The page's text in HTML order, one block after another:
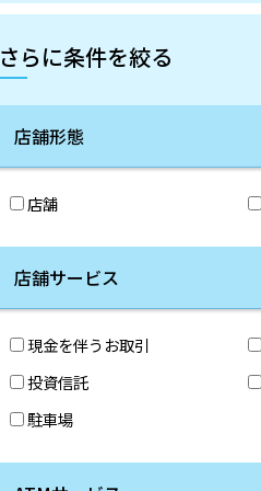
さらに条件を絞る
店舗形態
店舗
店舗サービス
現金を伴うお取引
投資信託
駐車場